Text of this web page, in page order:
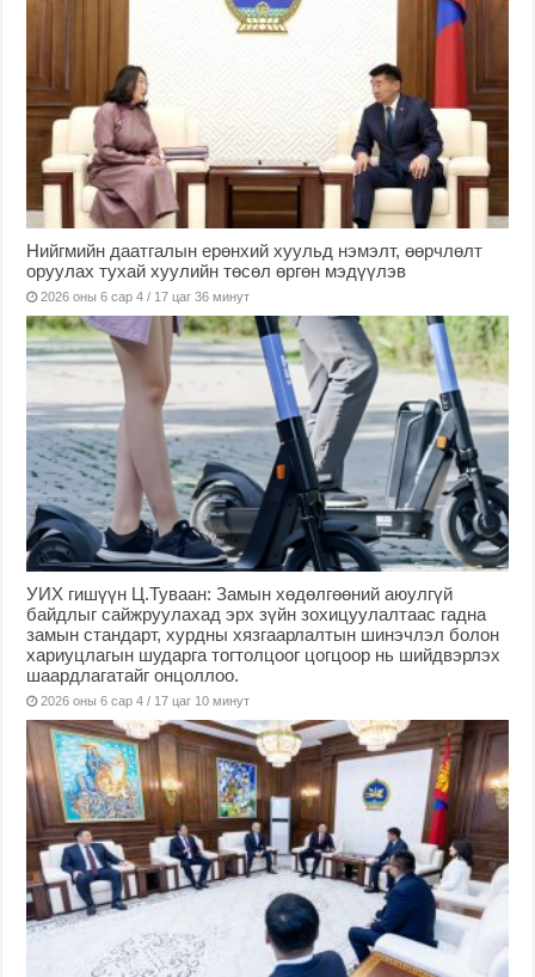
Нийгмийн даатгалын ерөнхий хуульд нэмэлт, өөрчлөлт
оруулах тухай хуулийн төсөл өргөн мэдүүлэв
2026 оны 6 сар 4 / 17 цаг 36 минут
УИХ гишүүн Ц.Туваан: Замын хөдөлгөөний аюулгүй
байдлыг сайжруулахад эрх зүйн зохицуулалтаас гадна
замын стандарт, хурдны хязгаарлалтын шинэчлэл болон
хариуцлагын шударга тогтолцоог цогцоор нь шийдвэрлэх
шаардлагатайг онцоллоо.
2026 оны 6 сар 4 / 17 цаг 10 минут